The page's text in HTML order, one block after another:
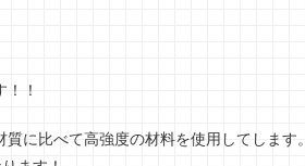
！
に比べて高強度の材料を使用してします。